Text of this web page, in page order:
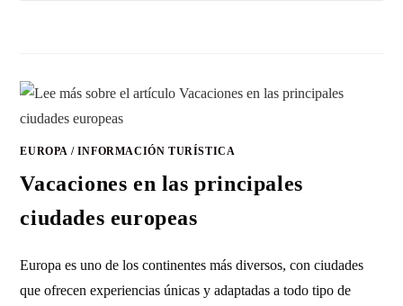
EUROPA / INFORMACIÓN TURÍSTICA
Vacaciones en las principales
ciudades europeas
Europa es uno de los continentes más diversos, con ciudades
que ofrecen experiencias únicas y adaptadas a todo tipo de